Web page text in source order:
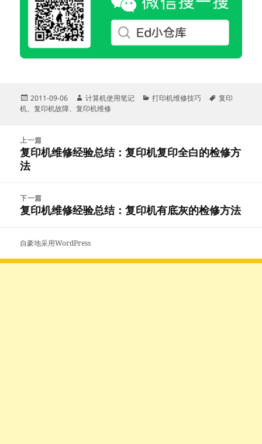
发
布
2011-09-06
作
者
计算机使用笔记
分
打印机维修技巧
标
复印
机、复印机故障、复印机维修
上一篇
上
篇
文
章：
复印机维修经验总结：复印机复印全白的检修方
法
下一篇
下
篇
文
复印机维修经验总结：复印机有底灰的检修方法
自豪地采用WordPress